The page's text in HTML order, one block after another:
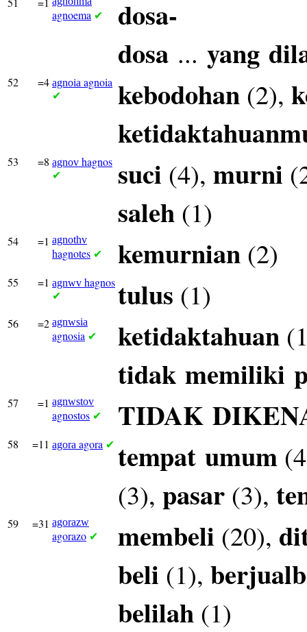
agnoema ✔
dosa-
dosa ... yang
52 =4 agnoia agnoia
✔ kebodohan (2),
53 =8 agnov hagnos
✔ suci (4), murni
saleh (1)
54 =1 agnothv
hagnotes ✔ kemurnian (2)
55 =1 agnwv hagnos
✔ tulus (1)
56 =2 agnwsia
agnosia ✔ ketidaktahuan
tidak memiliki
57 =1 agnwstov
agnostos ✔ TIDAK
58 =11 agora agora ✔ tempat umum
(3), pasar (3),
59 =31 agorazw
agorazo ✔ membeli (20),
beli (1),
belilah (1)